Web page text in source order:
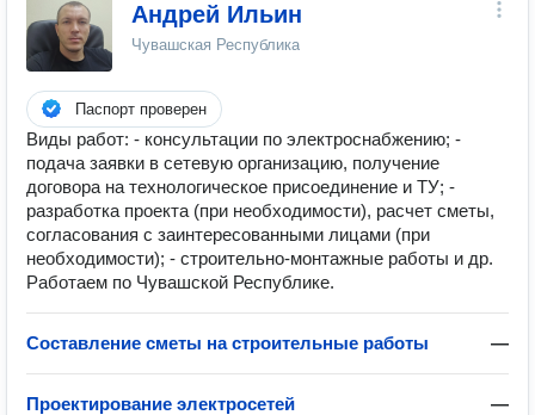
Андрей Ильин
Чувашская Республика
Паспорт проверен
Виды работ: - консультации по электроснабжению; -
подача заявки в сетевую организацию, получение
договора на технологическое присоединение и ТУ; -
разработка проекта (при необходимости), расчет сметы,
согласования с заинтересованными лицами (при
необходимости); - строительно-монтажные работы и др.
Работаем по Чувашской Республике.
Составление сметы на строительные работы —
Проектирование электросетей —